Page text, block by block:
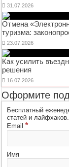
31.07.2026
Отмена
туризма:
23.07.2026
Как усилить
решения
16.07.2026
Оформите
Бесплатный
статей и лайфхаков.
Email*
Имя